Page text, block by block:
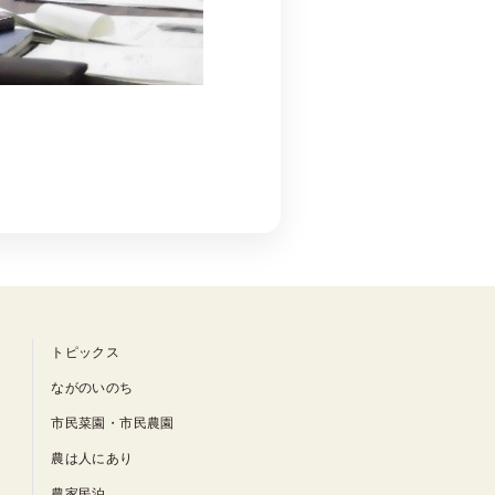
トピックス
ながのいのち
市民菜園・市民農園
農は人にあり